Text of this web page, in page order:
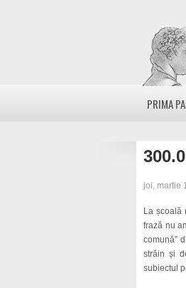
PRIMA
joi, martie
La școală
frază nu
comună”
străin și
subiectul